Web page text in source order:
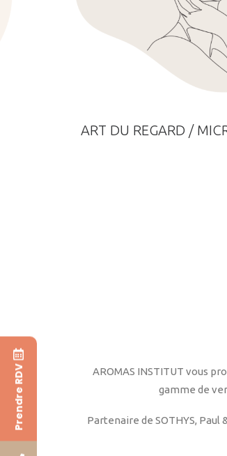
ART DU REGARD /
AROMAS INSTITUT vous
gamme de
Partenaire de SOTHYS,
Prendre RDV